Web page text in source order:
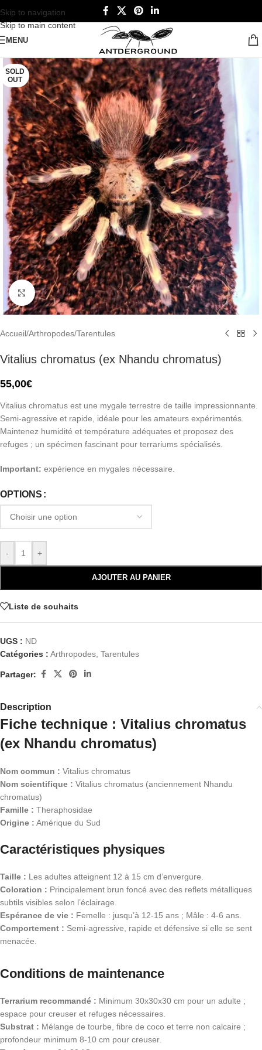
Skip to navigation
Skip to main content
MENU
SOLD
OUT
Click to enlarge
Accueil/Arthropodes/Tarentules
Vitalius chromatus (ex Nhandu chromatus)
55,00€
Vitalius chromatus est une mygale terrestre de taille impressionnante.
Semi-agressive et rapide, idéale pour les amateurs expérimentés.
Maintenez humidité et température adéquates et proposez des
refuges ; un spécimen fascinant pour terrariums spécialisés.
Important: expérience en mygales nécessaire.
OPTIONS
- +
AJOUTER AU PANIER
Liste de souhaits
UGS : ND
Catégories : Arthropodes Tarentules
Partager:
Description
Fiche technique : Vitalius chromatus
(ex Nhandu chromatus)
Nom commun : Vitalius chromatus
Nom scientifique : Vitalius chromatus (anciennement Nhandu
chromatus)
Famille : Theraphosidae
Origine : Amérique du Sud
Caractéristiques physiques
Taille : Les adultes atteignent 12 à 15 cm d’envergure.
Coloration : Principalement brun foncé avec des reflets métalliques
subtils visibles selon l’éclairage.
Espérance de vie : Femelle : jusqu’à 12-15 ans ; Mâle : 4-6 ans.
Comportement : Semi-agressive, rapide et défensive si elle se sent
menacée.
Conditions de maintenance
Terrarium recommandé : Minimum 30x30x30 cm pour un adulte ;
espace pour creuser et refuges nécessaires.
Substrat : Mélange de tourbe, fibre de coco et terre non calcaire ;
profondeur minimum 8-10 cm pour creuser.